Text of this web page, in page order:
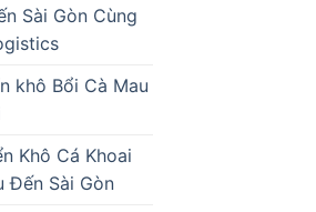
Sài Gòn Cùng
khô Bổi Cà Mau
Khô Cá Khoai
Đến Sài Gòn